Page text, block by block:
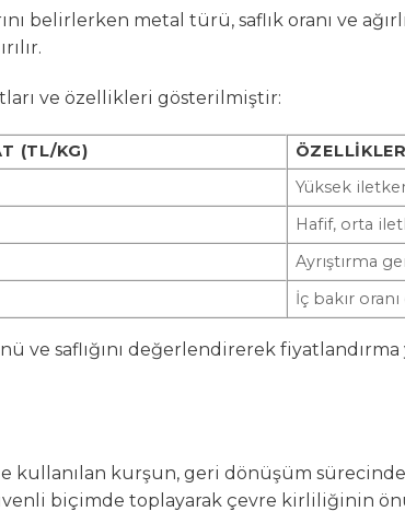
belirlerken metal türü, saflık oranı ve
ve özellikleri gösterilmiştir:
(TL/KG)
ÖZELLIKLER
Yüksek
Hafif, orta
Ayrıştırma
İç bakır
saflığını değerlendirerek fiyatlandırma
kullanılan kurşun, geri dönüşüm
biçimde toplayarak çevre kirliliğinin